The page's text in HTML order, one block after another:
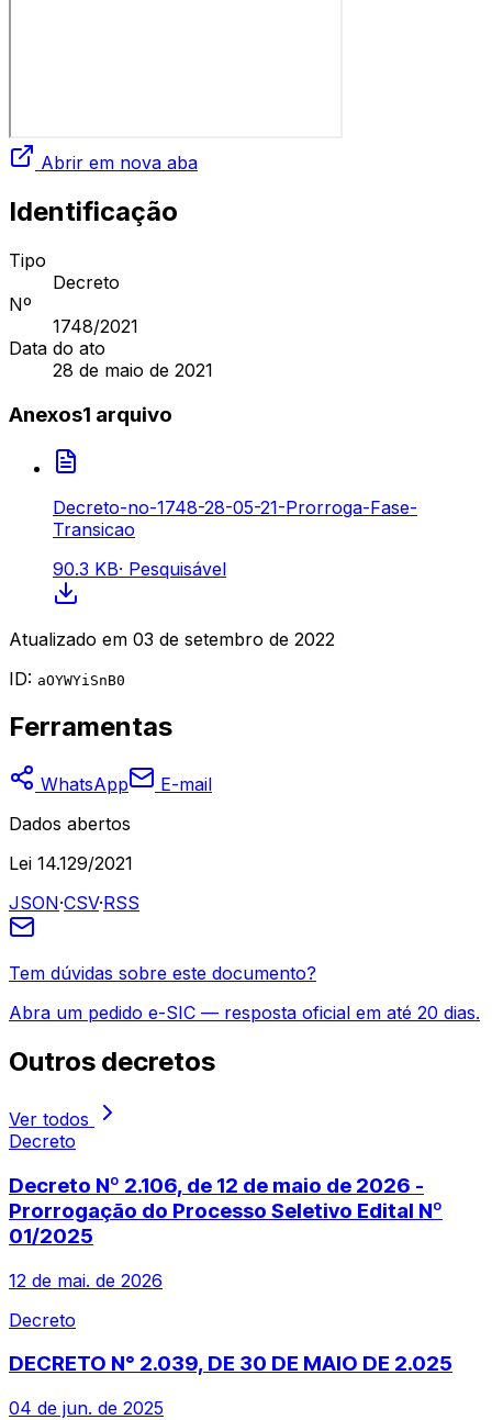
Abrir em nova aba
Identificação
Tipo
Decreto
Nº
1748/2021
Data do ato
28 de maio de 2021
Anexos1 arquivo
Decreto-no-1748-28-05-21-Prorroga-Fase-
Transicao
90.3 KB· Pesquisável
Atualizado em 03 de setembro de 2022
ID: aOYWYiSnB0
Ferramentas
WhatsApp
E-mail
Dados abertos
Lei 14.129/2021
JSON·CSV·RSS
Tem dúvidas sobre este documento?
Abra um pedido e-SIC — resposta oficial em até 20 dias.
Outros decretos
Ver todos
Decreto
Decreto Nº 2.106, de 12 de maio de 2026 -
Prorrogação do Processo Seletivo Edital Nº
01/2025
12 de mai. de 2026
Decreto
DECRETO N° 2.039, DE 30 DE MAIO DE 2.025
04 de jun. de 2025